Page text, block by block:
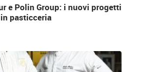
e Polin Group: i nuovi progetti
pasticceria